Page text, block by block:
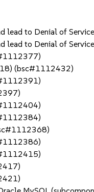
lead to Denial of
lead to Denial of
(bsc#1112432)